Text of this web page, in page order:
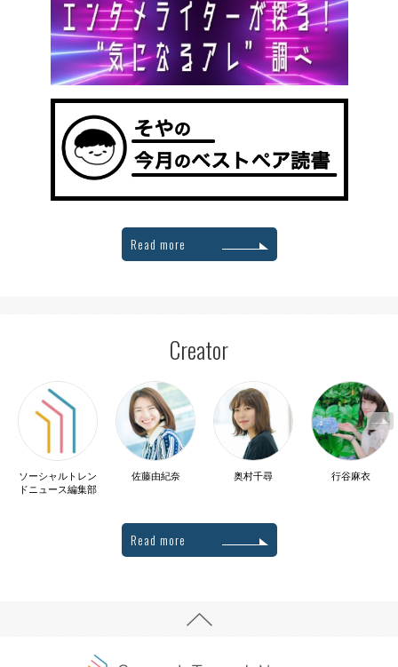
Read more
Creator
ソーシャルトレン
ドニュース編集部
佐藤由紀奈 奥村千尋 行谷麻衣
Read more